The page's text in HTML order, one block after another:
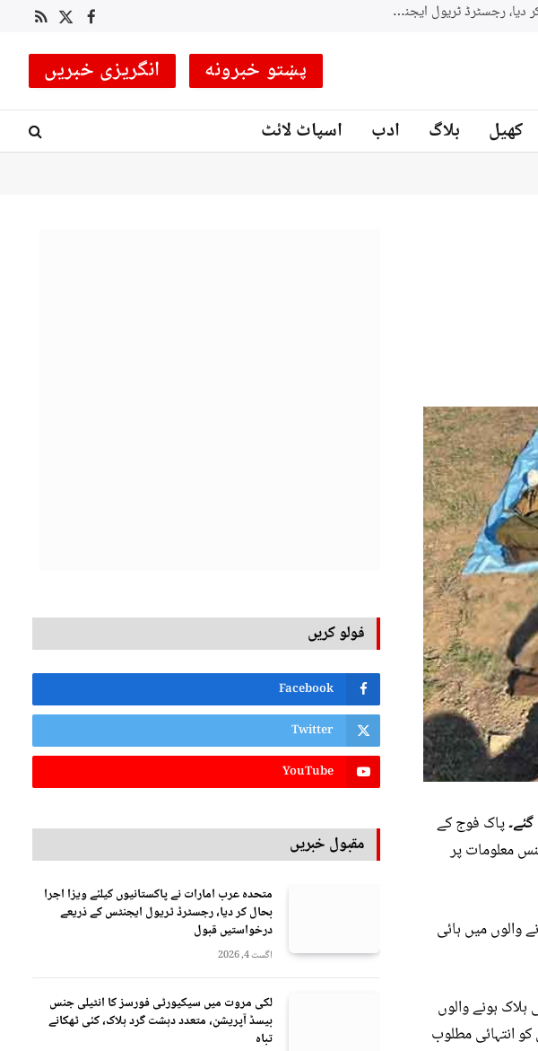
Facebook
X
RSS
پښتو خبرونه انگریزی خبریں
کھیل بلاگ ادب اسپاٹ لائٹ
پاک فوج کے
معلومات پر
ہلاک ہوئے، ہلاک ہونے والوں میں ہائی
ہونے والوں
انتہائی مطلوب
فولو کریں
Facebook
Twitter
YouTube
مقبول خبریں
متحدہ عرب امارات نے پاکستانیوں کیلئے ویزا اجرا
بحال کر دیا، رجسٹرڈ ٹریول ایجنٹس کے ذریعے
درخواستیں قبول
اگست 4, 2026
لکی مروت میں سیکیورٹی فورسز کا انٹیلی جنس
بیسڈ آپریشن، متعدد دہشت گرد ہلاک، کئی ٹھکانے
تباہ